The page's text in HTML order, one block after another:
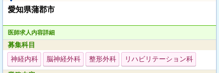
愛知県蒲郡市
医師求人内容詳細
募集科目
神経内科
脳神経外科 整形外科 リハビリテーション科